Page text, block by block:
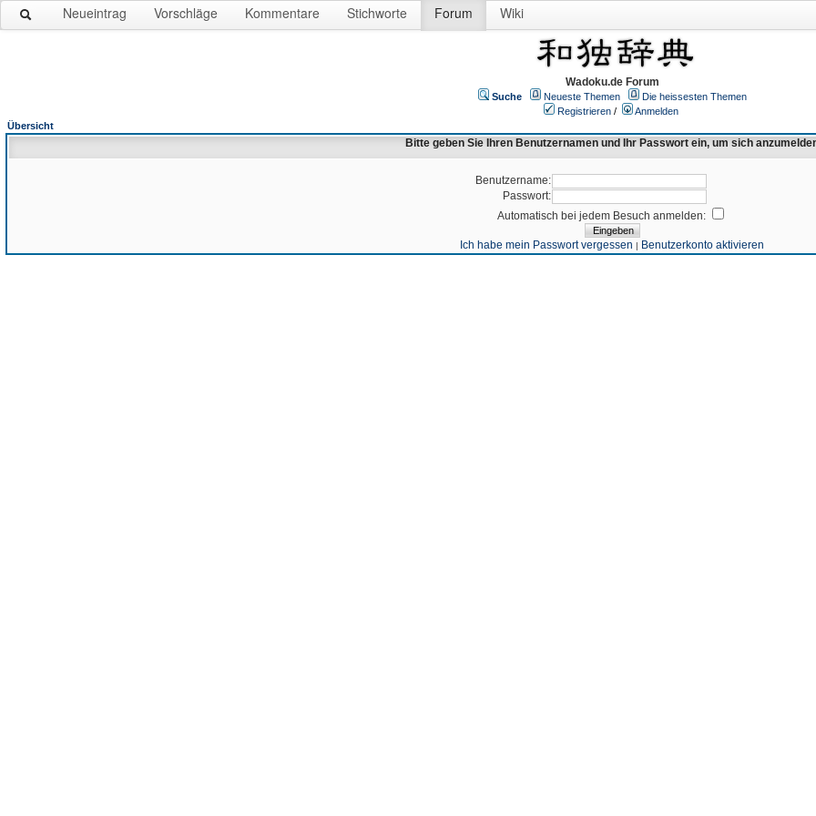
Neueintrag Vorschläge Kommentare Stichworte Forum Wiki
Wadoku.de Forum
Suche Neueste Themen
Die heissesten Themen
Registrieren /
Anmelden
Übersicht
Bitte geben Sie Ihren Benutzernamen und Ihr Passwort ein, um sich
Benutzername:
Passwort:
Automatisch bei jedem Besuch anmelden:
Ich habe mein Passwort vergessen | Benutzerkonto aktivieren